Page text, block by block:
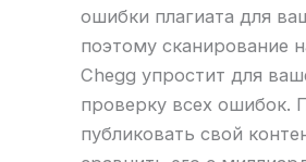
ошибки плагиата для
поэтому сканирование
Chegg упростит для
проверку всех ошибок.
публиковать свой